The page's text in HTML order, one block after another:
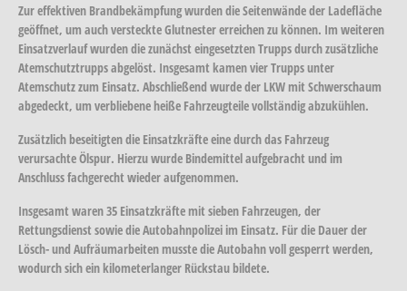
Zur effektiven Brandbekämpfung wurden die Seitenwände der Ladefläche
geöffnet, um auch versteckte Glutnester erreichen zu können. Im weiteren
Einsatzverlauf wurden die zunächst eingesetzten Trupps durch zusätzliche
Atemschutztrupps abgelöst. Insgesamt kamen vier Trupps unter
Atemschutz zum Einsatz. Abschließend wurde der LKW mit Schwerschaum
abgedeckt, um verbliebene heiße Fahrzeugteile vollständig abzukühlen.
Zusätzlich beseitigten die Einsatzkräfte eine durch das Fahrzeug
verursachte Ölspur. Hierzu wurde Bindemittel aufgebracht und im
Anschluss fachgerecht wieder aufgenommen.
Insgesamt waren 35 Einsatzkräfte mit sieben Fahrzeugen, der
Rettungsdienst sowie die Autobahnpolizei im Einsatz. Für die Dauer der
Lösch- und Aufräumarbeiten musste die Autobahn voll gesperrt werden,
wodurch sich ein kilometerlanger Rückstau bildete.